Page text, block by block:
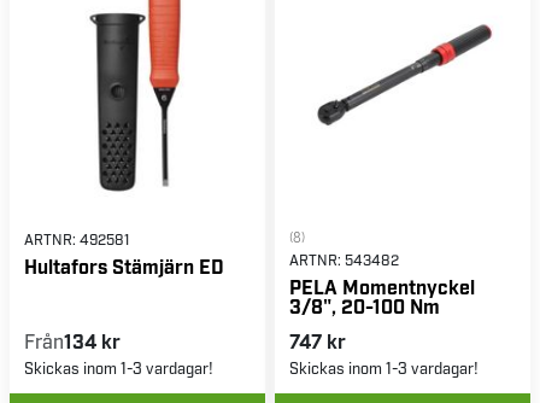
ARTNR: 492581
Hultafors Stämjärn ED
Från134 kr
Skickas inom 1-3 vardagar!
(8)
ARTNR: 543482
PELA Momentnyckel
3/8", 20-100 Nm
747 kr
Skickas inom 1-3 vardagar!